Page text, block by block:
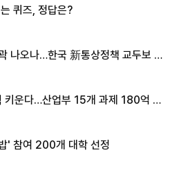
퀴즈, 정답은?
나오나…한국 新통상정책 교두보 활
키운다…산업부 15개 과제 180억 지
' 참여 200개 대학 선정